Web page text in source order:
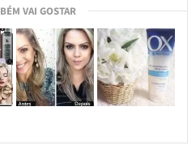
VAI GOSTAR